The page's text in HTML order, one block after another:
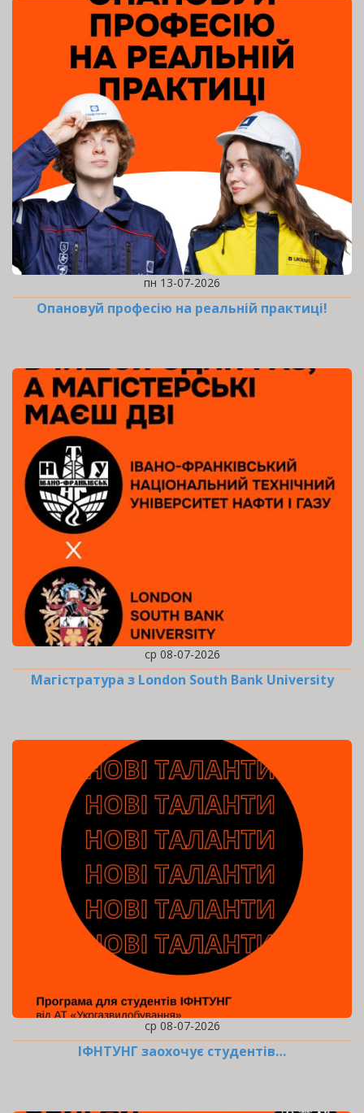
пн 13-07-2026
Опановуй професію на реальній практиці!
ср 08-07-2026
Магістратура з London South Bank University
ср 08-07-2026
ІФНТУНГ заохочує студентів…